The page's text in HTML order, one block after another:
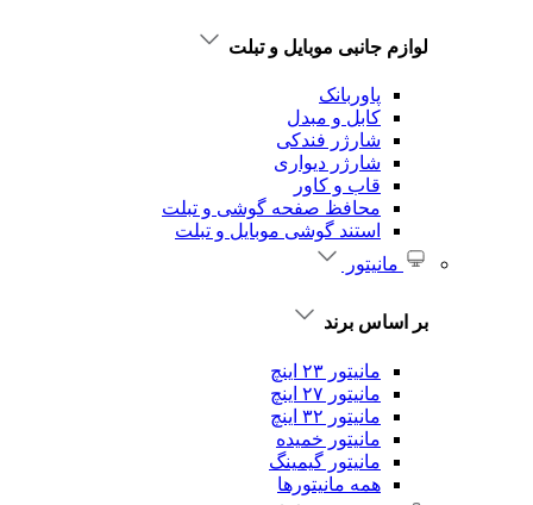
لوازم جانبی موبایل و تبلت
پاوربانک
کابل و مبدل
شارژر فندکی
شارژر دیواری
قاب و کاور
محافظ صفحه گوشی و تبلت
استند گوشی موبایل و تبلت
مانیتور
بر اساس برند
مانیتور ۲۳ اینچ
مانیتور ۲۷ اینچ
مانیتور ۳۲ اینچ
مانیتور خمیده
مانیتور گیمینگ
همه مانیتورها